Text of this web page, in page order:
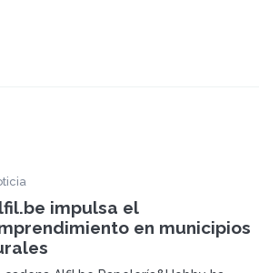
impulsa el
en municipios